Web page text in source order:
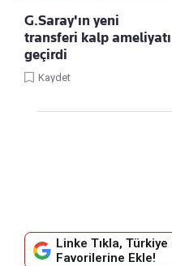
G.Saray'ın yeni
transferi kalp ameliyatı
geçirdi
Kaydet
Linke Tıkla,
Favorilerine Ekle!